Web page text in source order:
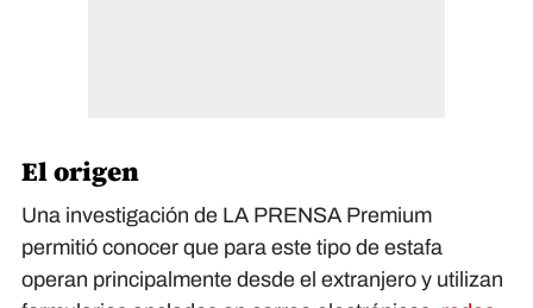
El origen
Una investigación de LA PRENSA Premium
permitió conocer que para este tipo de estafa
operan principalmente desde el extranjero y utilizan